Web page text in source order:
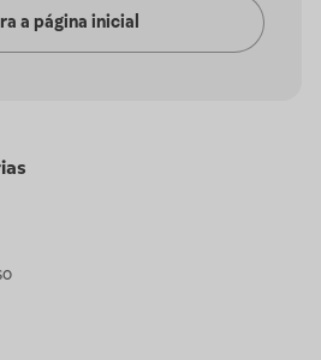
a página inicial